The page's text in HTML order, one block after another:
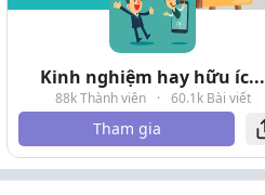
Kinh nghiệm hay hữu íc...
88k Thành viên · 60.1k Bài viết
Tham gia